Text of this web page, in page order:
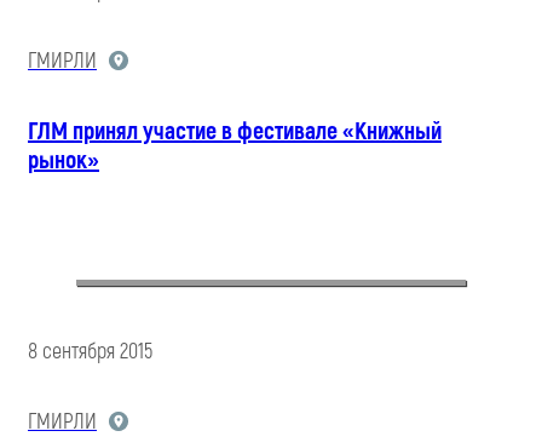
ГМИРЛИ
ГЛМ принял участие в фестивале «Книжный
рынок»
8 сентября 2015
ГМИРЛИ